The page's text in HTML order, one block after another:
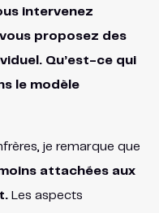
intervenez
proposez des
Qu’est-ce qui
le modèle
je remarque que
attachées aux
Les aspects